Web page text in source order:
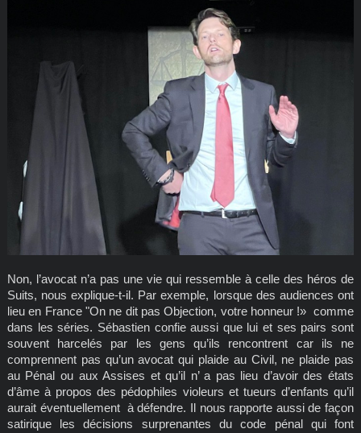
Non, l’avocat n’a pas une vie qui ressemble à celle des héros de
Suits, nous explique-t-il. Par exemple, lorsque des audiences ont
lieu en France "On ne dit pas Objection, votre honneur !» comme
dans les séries. Sébastien confie aussi que lui et ses pairs sont
souvent harcelés par les gens qu’ils rencontrent car ils ne
comprennent pas qu’un avocat qui plaide au Civil, ne plaide pas
au Pénal ou aux Assises et qu’il n’ a pas lieu d’avoir des états
d’âme à propos des pédophiles violeurs et tueurs d’enfants qu’il
aurait éventuellement à défendre. Il nous rapporte aussi de façon
satirique les décisions surprenantes du code pénal qui font